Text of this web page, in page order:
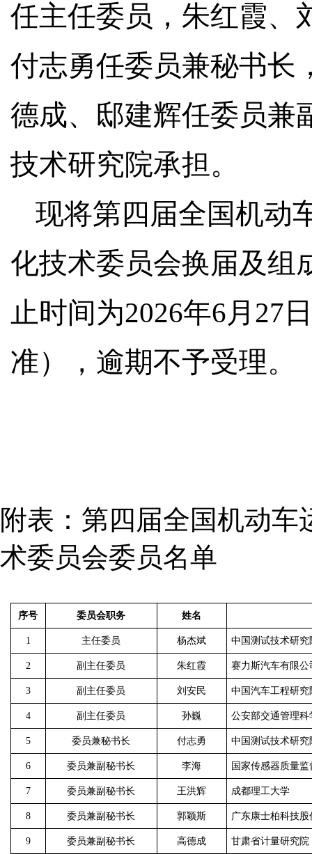
任主任委员，朱红霞、
付志勇任委员兼秘书长
德成、邸建辉任委员兼
技术研究院承担。
现将第四届全国机动
化技术委员会换届及组
止时间为2026年6月27
准），逾期不予受理。
附表：第四届全国机动
术委员会委员名单
序号 委员会职务 姓名
1 主任委员 杨杰斌 中国测试技术研究
2 副主任委员 朱红霞 赛力斯汽车有限公
3 副主任委员 刘安民 中国汽车工程研
4 副主任委员 孙巍 公安部交通管理科
5 委员兼秘书长 付志勇 中国测试技术研究
6 委员兼副秘书长 李海 国家传感器质量
7 委员兼副秘书长 王洪辉 成都理工大学
8 委员兼副秘书长 郭颖斯 广东康士柏科技
9 委员兼副秘书长 高德成 甘肃省计量研究院